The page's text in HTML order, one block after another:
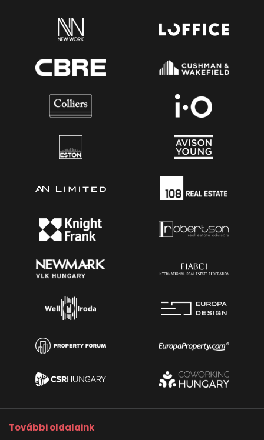
További oldalaink